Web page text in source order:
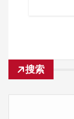
搜索